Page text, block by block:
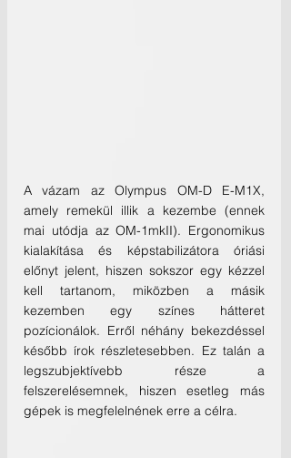
A vázam az Olympus OM-D E-M1X,
amely remekül illik a kezembe (ennek
mai utódja az OM-1mkII). Ergonomikus
kialakítása és képstabilizátora óriási
előnyt jelent, hiszen sokszor egy kézzel
kell tartanom, miközben a másik
kezemben egy színes hátteret
pozícionálok. Erről néhány bekezdéssel
később írok részletesebben. Ez talán a
legszubjektívebb része a
felszerelésemnek, hiszen esetleg más
gépek is megfelelnének erre a célra.